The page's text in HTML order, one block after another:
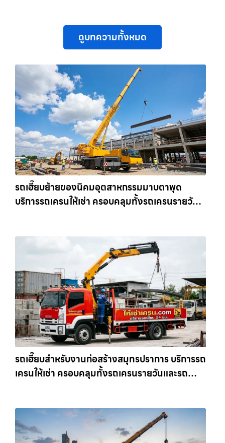
ดูบทความทั้งหมด
รถเฮี๊ยบย้ายของนิคมอุตสาหกรรมมาบตาพุด
บริการรถเครนให้เช่า ครอบคลุมทั้งรถเครนรายวัน
รถเฮี๊ยบสำหรับงานก่อสร้างสมุทรปราการ บริการรถ
เครนให้เช่า ครอบคลุมทั้งรถเครนรายวันและรถ